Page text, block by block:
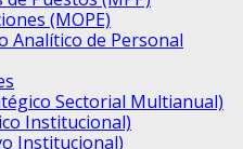
(MOPE)
Analítico de Personal
Sectorial Multianual)
Institucional)
Institucional)